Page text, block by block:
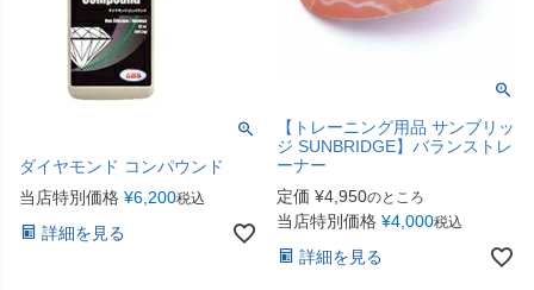
ダイヤモンド コンパウンド
当店特別価格 ¥6,200税込
詳細を見る
【トレーニング用品 サンブリッ
ジ SUNBRIDGE】バランストレ
ーナー
定価 ¥4,950のところ
当店特別価格 ¥4,000税込
詳細を見る